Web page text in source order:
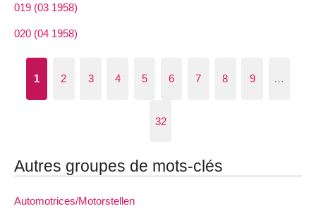
019 (03 1958)
020 (04 1958)
1 2 3 4 5 6 7 8 9 …
32
Autres groupes de mots-clés
Automotrices/Motorstellen